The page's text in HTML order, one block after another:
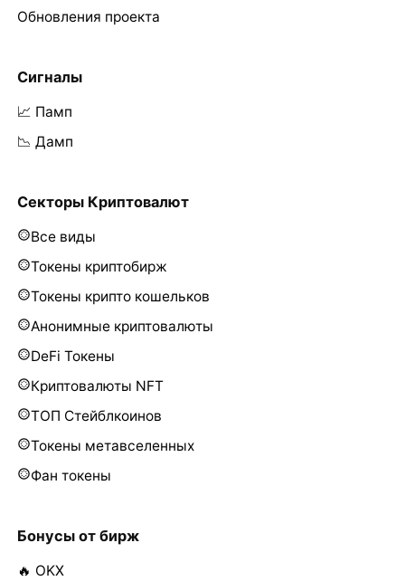
Обновления проекта
Сигналы
📈 Памп
📉 Дамп
Секторы Криптовалют
Все виды
Токены криптобирж
Токены крипто кошельков
Анонимные криптовалюты
DeFi Токены
Криптовалюты NFT
ТОП Стейблкоинов
Токены метавселенных
Фан токены
Бонусы от бирж
🔥 OKX